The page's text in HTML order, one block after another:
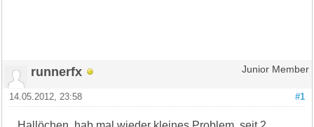
runnerfx Junior Member
#1
14.05.2012, 23:58